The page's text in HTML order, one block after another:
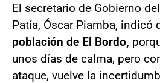
El secretario de Gobierno
Patía, Óscar Piamba, indicó
población de El Bordo,
unos días de calma, pero
ataque, vuelve la